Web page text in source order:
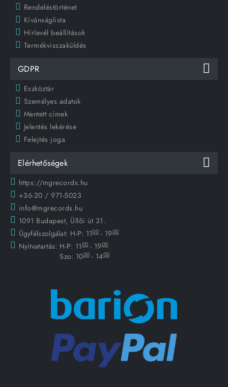
Rendeléstörténet
Kívánságlista
Hírlevél beállítások
Termékvisszaküldés
GDPR
Eszköztár
Személyes adatok
Mentett címek
Jelentés lekérése
Felejtés joga
Elérhetőségek
https://mgrecords.hu
+36-20 / 971-5023
info@mgrecords.hu
1091 Budapest, Üllői út 31.
Ügyfélszolgálat: H-P: 1100 - 1900
Nyitvatartás: H-P: 1100 - 1900
Szo: 1000 - 1400